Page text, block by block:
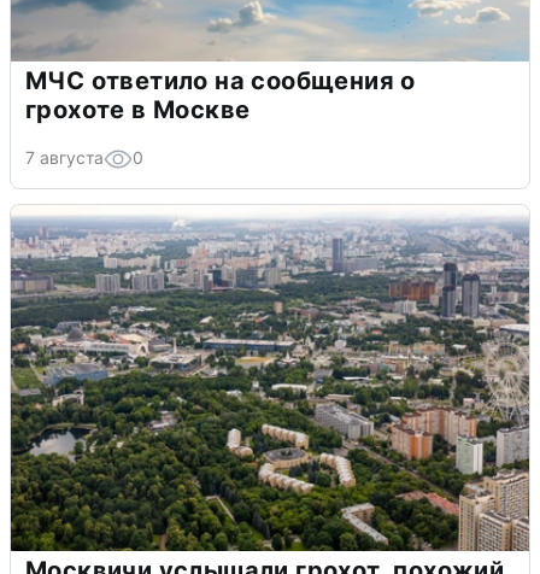
МЧС ответило на сообщения о
грохоте в Москве
7 августа 0